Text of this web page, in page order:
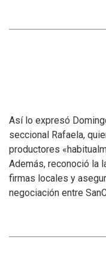
Así lo expresó
seccional Rafaela,
productores
Además, reconoció la
firmas locales y
negociación entre